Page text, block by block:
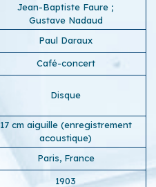
Jean-Baptiste Faure ;
Gustave Nadaud
Paul Daraux
Café-concert
Disque
17 cm aiguille (enregistrement
acoustique)
Paris, France
1903